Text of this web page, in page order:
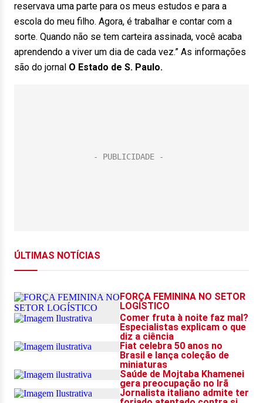
reservava uma parte para os meus estudos e para a
escola do meu filho. Agora, é trabalhar e contar com a
sorte. Quando não se tem carteira assinada, você acaba
aprendendo a viver um dia de cada vez.” As informações
são do jornal O Estado de S. Paulo.